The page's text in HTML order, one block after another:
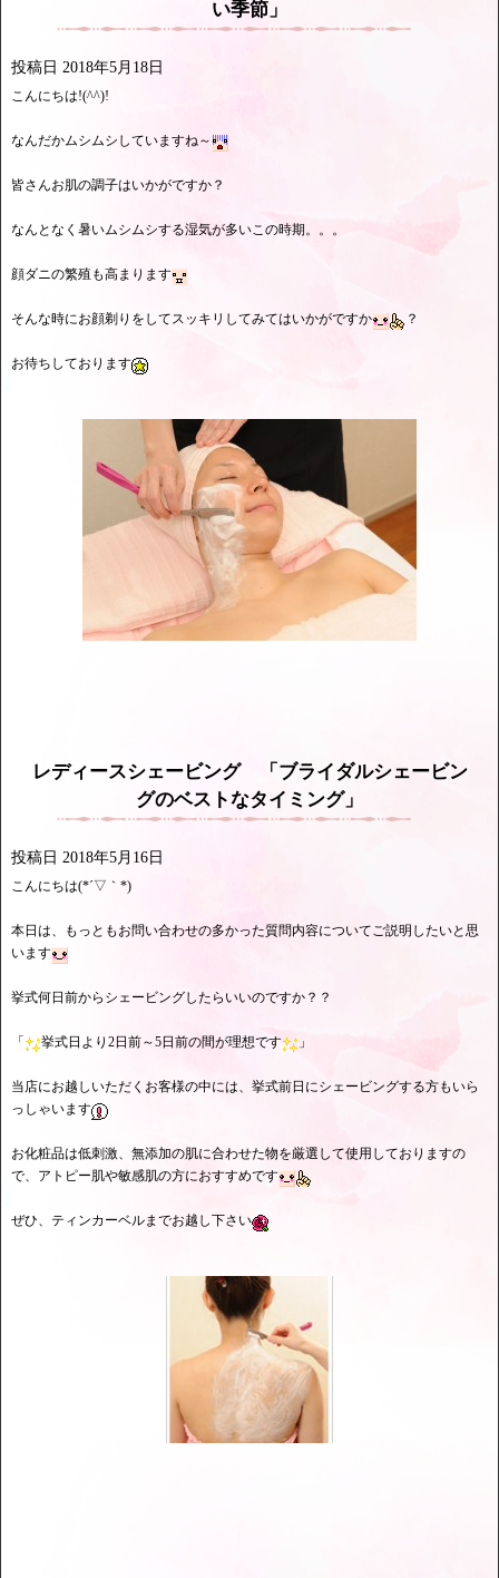
い季節」
投稿日 2018年5月18日
こんにちは!(^^)!
なんだかムシムシしていますね～
皆さんお肌の調子はいかがですか？
なんとなく暑いムシムシする湿気が多いこの時期。。。
顔ダニの繁殖も高まります
そんな時にお顔剃りをしてスッキリしてみてはいかがですか ？
お待ちしております
レディースシェービング 「ブライダルシェービン
グのベストなタイミング」
投稿日 2018年5月16日
こんにちは(*´▽｀*)
本日は、もっともお問い合わせの多かった質問内容についてご説明したいと思
います
挙式何日前からシェービングしたらいいのですか？？
「 挙式日より2日前～5日前の間が理想です 」
当店にお越しいただくお客様の中には、挙式前日にシェービングする方もいら
っしゃいます
お化粧品は低刺激、無添加の肌に合わせた物を厳選して使用しておりますの
で、アトピー肌や敏感肌の方におすすめです
ぜひ、ティンカーベルまでお越し下さい